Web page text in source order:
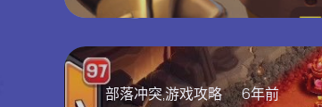
部落冲突,游戏攻略 6年前